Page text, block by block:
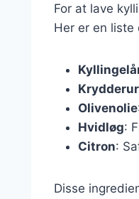
For at lave
Her er en liste
Olivenolie
Hvidløg:
Citron:
Disse